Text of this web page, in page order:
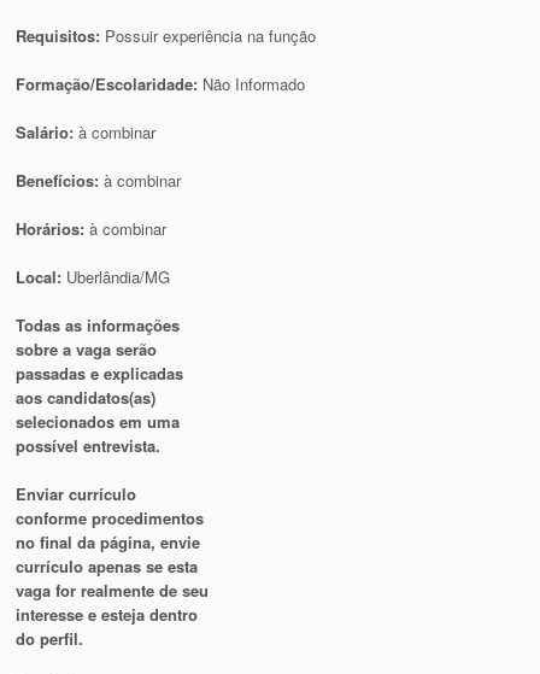
Requisitos: Possuir experiência na função
Formação/Escolaridade: Não Informado
Salário:à combinar
Benefícios:à combinar
Horários:à combinar
Local: Uberlândia/MG
Todas as informações
sobre a vaga serão
passadas e explicadas
aos candidatos(as)
selecionados em uma
possível entrevista.
Enviar currículo
conforme procedimentos
no final da página, envie
currículo apenas se esta
vaga for realmente de seu
interesse e esteja dentro
do perfil.